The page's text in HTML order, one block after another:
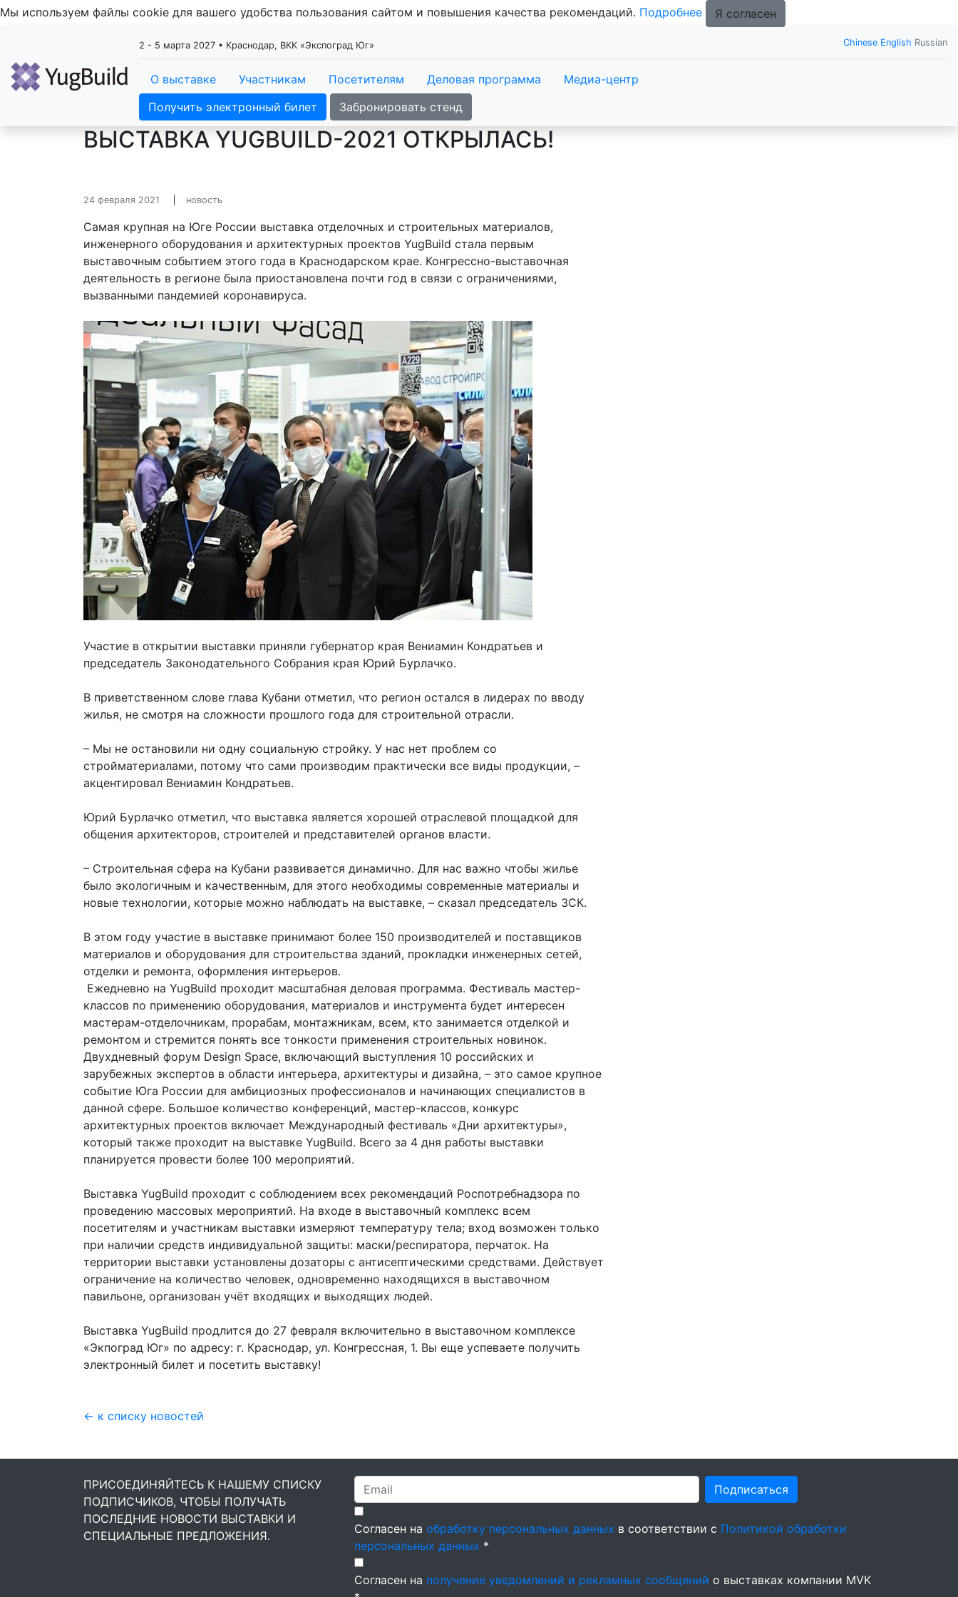
Мы используем файлы cookie для вашего удобства пользования сайтом и повышения качества рекомендаций. Подробнее Я согласен
2 - 5 марта 2027 • Краснодар, ВКК «Экспоград Юг» Chinese English Russian
О выставке Участникам Посетителям Деловая программа
Медиа-центр
Получить электронный билет
Забронировать стенд
ВЫСТАВКА YUGBUILD-2021 ОТКРЫЛАСЬ!
24 февраля 2021 новость
Самая крупная на Юге России выставка отделочных и строительных материалов,
инженерного оборудования и архитектурных проектов YugBuild стала первым
выставочным событием этого года в Краснодарском крае. Конгрессно-выставочная
деятельность в регионе была приостановлена почти год в связи с ограничениями,
вызванными пандемией коронавируса.
Участие в открытии выставки приняли губернатор края Вениамин Кондратьев и
председатель Законодательного Собрания края Юрий Бурлачко.
В приветственном слове глава Кубани отметил, что регион остался в лидерах по вводу
жилья, не смотря на сложности прошлого года для строительной отрасли.
– Мы не остановили ни одну социальную стройку. У нас нет проблем со
стройматериалами, потому что сами производим практически все виды продукции, –
акцентировал Вениамин Кондратьев.
Юрий Бурлачко отметил, что выставка является хорошей отраслевой площадкой для
общения архитекторов, строителей и представителей органов власти.
– Строительная сфера на Кубани развивается динамично. Для нас важно чтобы жилье
было экологичным и качественным, для этого необходимы современные материалы и
новые технологии, которые можно наблюдать на выставке, – сказал председатель ЗСК.
В этом году участие в выставке принимают более 150 производителей и поставщиков
материалов и оборудования для строительства зданий, прокладки инженерных сетей,
отделки и ремонта, оформления интерьеров.
Ежедневно на YugBuild проходит масштабная деловая программа. Фестиваль мастер-
классов по применению оборудования, материалов и инструмента будет интересен
мастерам-отделочникам, прорабам, монтажникам, всем, кто занимается отделкой и
ремонтом и стремится понять все тонкости применения строительных новинок.
Двухдневный форум Design Space, включающий выступления 10 российских и
зарубежных экспертов в области интерьера, архитектуры и дизайна, – это самое крупное
событие Юга России для амбициозных профессионалов и начинающих специалистов в
данной сфере. Большое количество конференций, мастер-классов, конкурс
архитектурных проектов включает Международный фестиваль «Дни архитектуры»,
который также проходит на выставке YugBuild. Всего за 4 дня работы выставки
планируется провести более 100 мероприятий.
Выставка YugBuild проходит с соблюдением всех рекомендаций Роспотребнадзора по
проведению массовых мероприятий. На входе в выставочный комплекс всем
посетителям и участникам выставки измеряют температуру тела; вход возможен только
при наличии средств индивидуальной защиты: маски/респиратора, перчаток. На
территории выставки установлены дозаторы с антисептическими средствами. Действует
ограничение на количество человек, одновременно находящихся в выставочном
павильоне, организован учёт входящих и выходящих людей.
Выставка YugBuild продлится до 27 февраля включительно в выставочном комплексе
«Экпоград Юг» по адресу: г. Краснодар, ул. Конгрессная, 1. Вы еще успеваете получить
электронный билет и посетить выставку!
← к списку новостей
ПРИСОЕДИНЯЙТЕСЬ К НАШЕМУ СПИСКУ
ПОДПИСЧИКОВ, ЧТОБЫ ПОЛУЧАТЬ
ПОСЛЕДНИЕ НОВОСТИ ВЫСТАВКИ И
СПЕЦИАЛЬНЫЕ ПРЕДЛОЖЕНИЯ.
Подписаться
Согласен на обработку персональных данных в соответствии с Политикой обработки
персональных данных *
Согласен на получение уведомлений и рекламных сообщений о выставках компании MVK